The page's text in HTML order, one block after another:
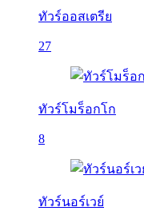
ทัวร์ออสเตรีย
27
ทัวร์โมร็อกโก
8
ทัวร์นอร์เวย์